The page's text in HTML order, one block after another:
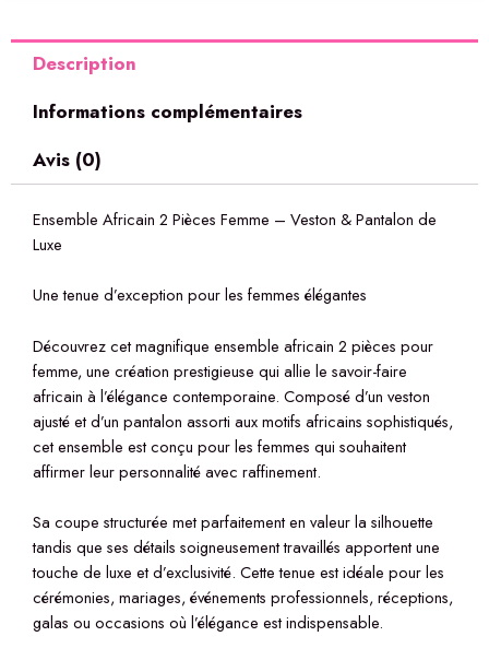
Description
Informations complémentaires
Avis (0)
Ensemble Africain 2 Pièces Femme – Veston & Pantalon de
Luxe
Une tenue d’exception pour les femmes élégantes
Découvrez cet magnifique ensemble africain 2 pièces pour
femme, une création prestigieuse qui allie le savoir-faire
africain à l’élégance contemporaine. Composé d’un veston
ajusté et d’un pantalon assorti aux motifs africains sophistiqués,
cet ensemble est conçu pour les femmes qui souhaitent
affirmer leur personnalité avec raffinement.
Sa coupe structurée met parfaitement en valeur la silhouette
tandis que ses détails soigneusement travaillés apportent une
touche de luxe et d’exclusivité. Cette tenue est idéale pour les
cérémonies, mariages, événements professionnels, réceptions,
galas ou occasions où l’élégance est indispensable.